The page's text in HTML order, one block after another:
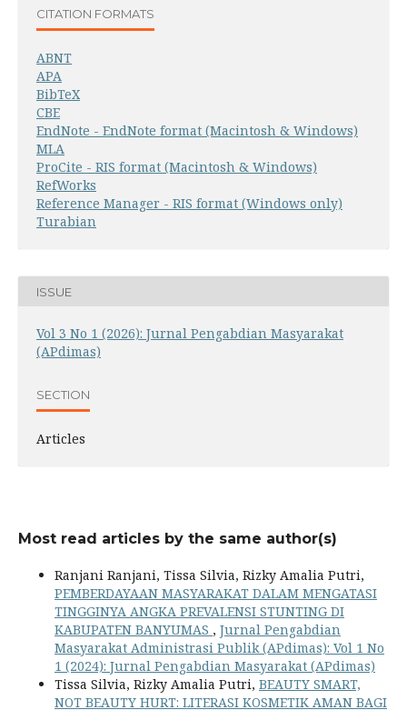
CITATION FORMATS
ABNT
APA
BibTeX
CBE
EndNote - EndNote format (Macintosh & Windows)
MLA
ProCite - RIS format (Macintosh & Windows)
RefWorks
Reference Manager - RIS format (Windows only)
Turabian
ISSUE
Vol 3 No 1 (2026): Jurnal Pengabdian Masyarakat
(APdimas)
SECTION
Articles
Most read articles by the same author(s)
Ranjani Ranjani, Tissa Silvia, Rizky Amalia Putri,
PEMBERDAYAAN MASYARAKAT DALAM MENGATASI
TINGGINYA ANGKA PREVALENSI STUNTING DI
KABUPATEN BANYUMAS , Jurnal Pengabdian
Masyarakat Administrasi Publik (APdimas): Vol 1 No
1 (2024): Jurnal Pengabdian Masyarakat (APdimas)
Tissa Silvia, Rizky Amalia Putri, BEAUTY SMART,
NOT BEAUTY HURT: LITERASI KOSMETIK AMAN BAGI